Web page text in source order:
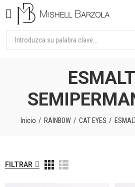
Inicio RAINBOW CAT EYES
FILTRAR